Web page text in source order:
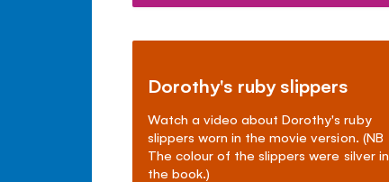
Dorothy's ruby slippers
Watch a video about Dorothy's ruby
slippers worn in the movie version. (NB
The colour of the slippers were silver in
the book.)